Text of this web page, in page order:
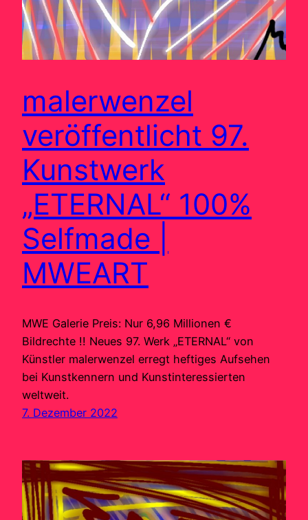
malerwenzel
veröffentlicht 97.
Kunstwerk
„ETERNAL“ 100%
Selfmade |
MWEART
MWE Galerie Preis: Nur 6,96 Millionen €
Bildrechte !! Neues 97. Werk „ETERNAL“ von
Künstler malerwenzel erregt heftiges Aufsehen
bei Kunstkennern und Kunstinteressierten
weltweit.
7. Dezember 2022